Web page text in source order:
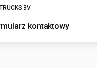
BV
kontaktowy